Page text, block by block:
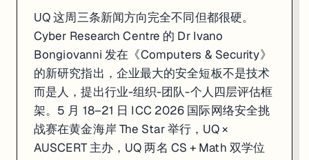
UQ 这周三条新闻方向完全不同但都很硬。
Cyber Research Centre 的 Dr Ivano
Bongiovanni 发在《Computers & Security》
的新研究指出，企业最大的安全短板不是技术
而是人，提出行业-组织-团队-个人四层评估框
架。5 月 18–21 日 ICC 2026 国际网络安全挑
战赛在黄金海岸 The Star 举行，UQ ×
AUSCERT 主办，UQ 两名 CS + Math 双学位